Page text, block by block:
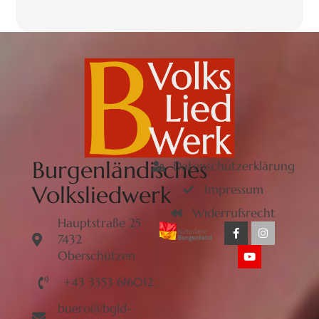
Burgenländisches
Volksliedwerk
Hauptstraße 25
7432
Oberschützen
+43 3353 616012
buero@bgld-
Datenschutzerklärung
Impressum
Widerrufsrecht